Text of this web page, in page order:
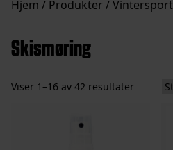
Hjem / Produkter /Vintersport
Skismøring
Viser 1–16 av 42 resultater